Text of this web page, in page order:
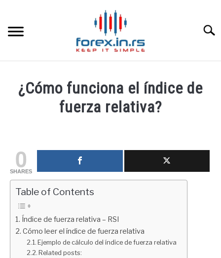
content
HOME ESPAÑOLA
LA INVERSIÓN
CONTACT
¿Cómo funciona el índice de
fuerza relativa?
in
Educación
financiera
0
SHARES
Table of Contents
Índice de fuerza relativa – RSI
Cómo leer el índice de fuerza relativa
Ejemplo de cálculo del índice de fuerza relativa
Related posts: